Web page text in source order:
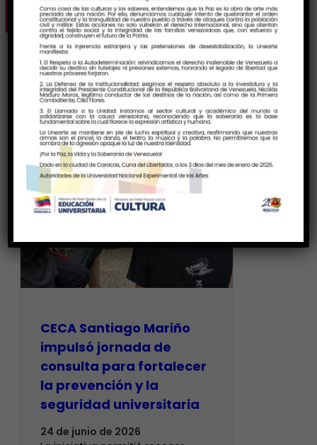
CECA Santiago Mariño
impulsó jornada de
consulta para fortalecer
la prevención y la
seguridad universitaria
24 de junio de 2026